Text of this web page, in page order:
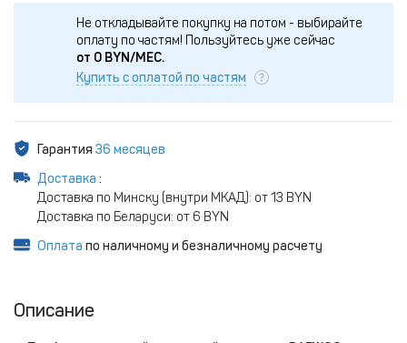
Не откладывайте покупку на потом - выбирайте
оплату по частям! Пользуйтесь уже сейчас
от 0 BYN/МЕС.
Купить с оплатой по частям
Гарантия 36 месяцев
Доставка :
Доставка по Минску (внутри МКАД): от 13 BYN
Доставка по Беларуси: от 6 BYN
Оплата по наличному и безналичному расчету
Описание